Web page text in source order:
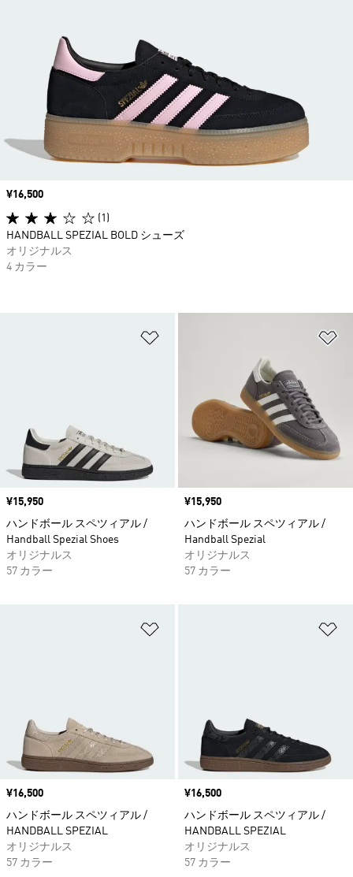
価格
¥15,950
ハンドボール スペツィアル /
Handball Spezial Shoes
オリジナルス
57 カラー
価格
¥15,950
ハンドボール スペツィアル /
Handball Spezial
オリジナルス
57 カラー
価格
¥16,500
ハンドボール スペツィアル /
HANDBALL SPEZIAL
オリジナルス
57 カラー
価格
¥16,500
ハンドボール スペツィアル /
HANDBALL SPEZIAL
オリジナルス
57 カラー
価格
¥16,500
(1)
HANDBALL SPEZIAL BOLD シューズ
オリジナルス
4 カラー